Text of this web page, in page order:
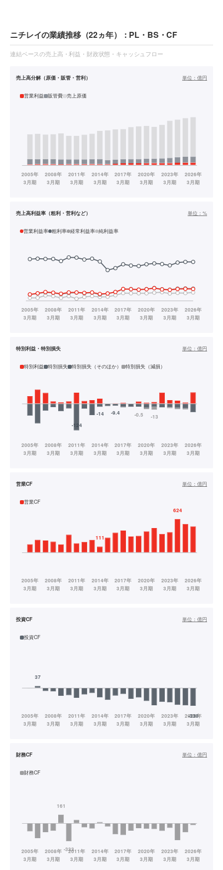
ニチレイの業績推移（22ヵ年）：PL・BS・CF
連結ベースの売上高・利益・財政状態・キャッシュフロー
売上高分解（原価・販管・営利） 単位： 億円
営業利益 販管費 売上原価
売上高利益率（粗利・営利など） 単位： %
営業利益率 粗利率 経常利益率 純利益率
特別利益・特別損失 単位： 億円
特別利益 特別損失 特別損失（そのほか） 特別損失（減損）
営業CF 単位： 億円
営業CF
投資CF 単位： 億円
投資CF
財務CF 単位： 億円
財務CF